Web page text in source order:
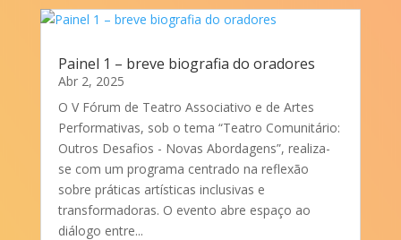
Painel 1 – breve biografia do oradores
Abr 2, 2025
O V Fórum de Teatro Associativo e de Artes
Performativas, sob o tema “Teatro Comunitário:
Outros Desafios - Novas Abordagens”, realiza-
se com um programa centrado na reflexão
sobre práticas artísticas inclusivas e
transformadoras. O evento abre espaço ao
diálogo entre...